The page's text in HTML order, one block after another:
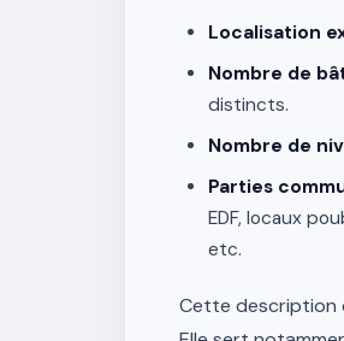
Localisation
Nombre de
distincts.
Nombre de
Parties
EDF, locaux
etc.
Cette description